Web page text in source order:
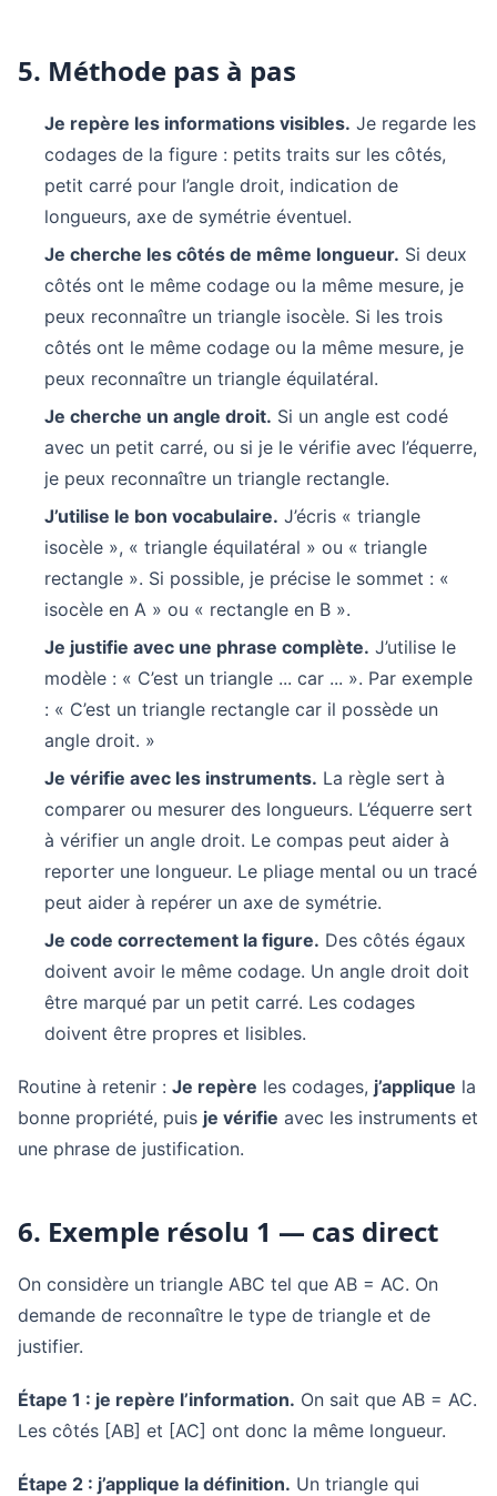
5. Méthode pas à pas
Je repère les informations visibles. Je regarde les
codages de la figure : petits traits sur les côtés,
petit carré pour l’angle droit, indication de
longueurs, axe de symétrie éventuel.
Je cherche les côtés de même longueur. Si deux
côtés ont le même codage ou la même mesure, je
peux reconnaître un triangle isocèle. Si les trois
côtés ont le même codage ou la même mesure, je
peux reconnaître un triangle équilatéral.
Je cherche un angle droit. Si un angle est codé
avec un petit carré, ou si je le vérifie avec l’équerre,
je peux reconnaître un triangle rectangle.
J’utilise le bon vocabulaire. J’écris « triangle
isocèle », « triangle équilatéral » ou « triangle
rectangle ». Si possible, je précise le sommet : «
isocèle en A » ou « rectangle en B ».
Je justifie avec une phrase complète. J’utilise le
modèle : « C’est un triangle ... car ... ». Par exemple
: « C’est un triangle rectangle car il possède un
angle droit. »
Je vérifie avec les instruments. La règle sert à
comparer ou mesurer des longueurs. L’équerre sert
à vérifier un angle droit. Le compas peut aider à
reporter une longueur. Le pliage mental ou un tracé
peut aider à repérer un axe de symétrie.
Je code correctement la figure. Des côtés égaux
doivent avoir le même codage. Un angle droit doit
être marqué par un petit carré. Les codages
doivent être propres et lisibles.
Routine à retenir : Je repère les codages, j’applique la
bonne propriété, puis je vérifie avec les instruments et
une phrase de justification.
6. Exemple résolu 1 — cas direct
On considère un triangle ABC tel que AB = AC. On
demande de reconnaître le type de triangle et de
justifier.
Étape 1 : je repère l’information. On sait que AB = AC.
Les côtés [AB] et [AC] ont donc la même longueur.
Étape 2 : j’applique la définition. Un triangle qui